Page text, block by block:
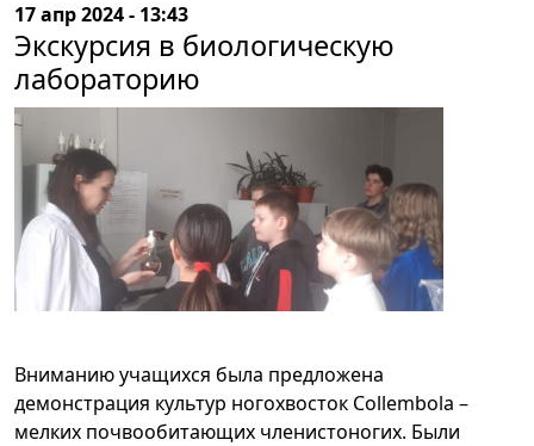
17 апр 2024 - 13:43
Экскурсия в биологическую
лабораторию
Вниманию учащихся была предложена
демонстрация культур ногохвосток Collembola –
мелких почвообитающих членистоногих. Были